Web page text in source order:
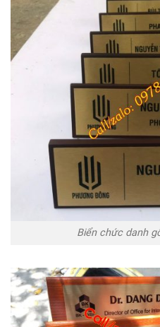
Biển chức danh